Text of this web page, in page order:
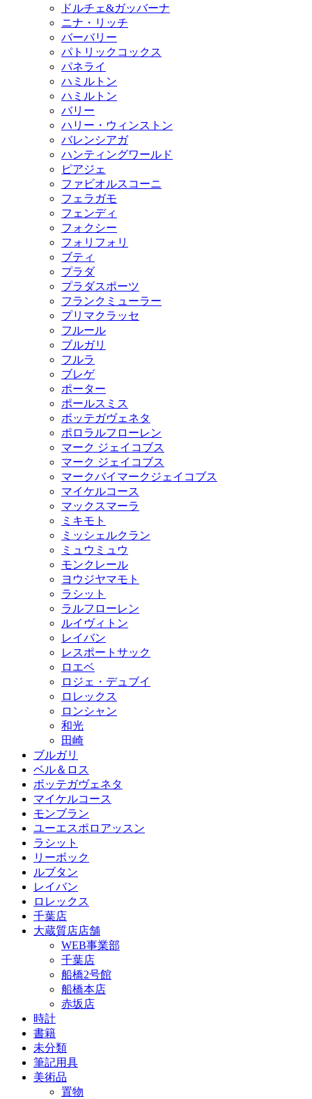
ドルチェ&ガッバーナ
ニナ・リッチ
バーバリー
パトリックコックス
パネライ
ハミルトン
ハミルトン
バリー
ハリー・ウィンストン
バレンシアガ
ハンティングワールド
ピアジェ
ファビオルスコーニ
フェラガモ
フェンディ
フォクシー
フォリフォリ
ブティ
プラダ
プラダスポーツ
フランクミューラー
プリマクラッセ
フルール
ブルガリ
フルラ
ブレゲ
ポーター
ポールスミス
ボッテガヴェネタ
ポロラルフローレン
マーク ジェイコブス
マーク ジェイコブス
マークバイマークジェイコブス
マイケルコース
マックスマーラ
ミキモト
ミッシェルクラン
ミュウミュウ
モンクレール
ヨウジヤマモト
ラシット
ラルフローレン
ルイヴィトン
レイバン
レスポートサック
ロエベ
ロジェ・デュブイ
ロレックス
ロンシャン
和光
田崎
ブルガリ
ベル＆ロス
ボッテガヴェネタ
マイケルコース
モンブラン
ユーエスポロアッスン
ラシット
リーボック
ルブタン
レイバン
ロレックス
千葉店
大蔵質店店舗
WEB事業部
千葉店
船橋2号館
船橋本店
赤坂店
時計
書籍
未分類
筆記用具
美術品
置物